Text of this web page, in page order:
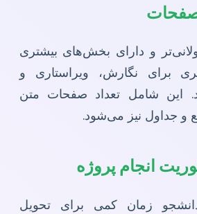
و دارای بخش‌های بیشتری
برای نگارش، ویراستاری و
این شامل تعداد صفحات متن
و جداول نیز می‌شود.
زمان کمی برای تحویل